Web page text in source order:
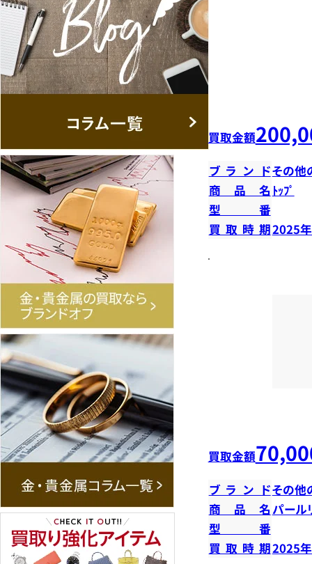
買取金額
ブランドその他
商品名 ﾄｯﾌﾟ
型番
買取時期2025
買取金額
ブランドその他
商品名 パール
型番
買取時期2025